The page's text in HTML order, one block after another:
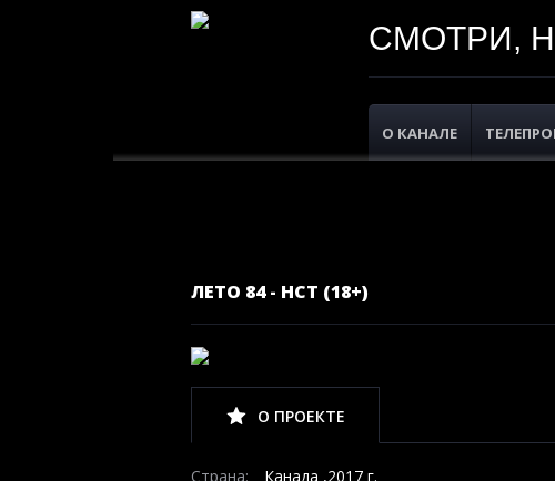
СМОТРИ,
О КАНАЛЕ
ЛЕТО 84 - НСТ (18+)
О ПРОЕКТЕ
Страна: Канада ,2017 г.